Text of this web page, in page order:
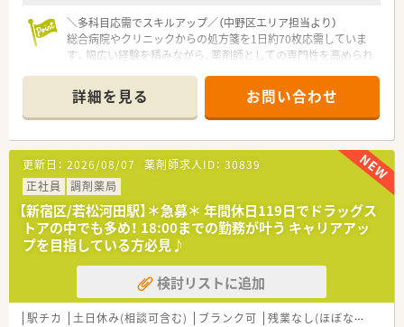
＼多科目応需でスキルアップ／（中野区エリア担当より）
総合病院やクリニックからの処方箋を1日約70枚応需していま
す。幅広い経験を積みながら、薬剤師としての専門性を高められ
＊------------------------------------------＊
【店舗情報と応需状況について】
■ 当店舗は最寄り駅から徒歩2分とアクセスが非常に良く、日々
の通勤負担を大幅に軽減できる好立地にあります。
■ 近隣のクリニックや総合病院から、呼吸器科や心療内科をは
じめとする多岐にわたる科目の処方箋を応需します。
■ 1日あたりの処方箋応需枚数は約70枚となっており、幅広い疾
患に対応しながら着実に経験を積むことができます。
【募集背景と求める人物像について】
■ 現在は全店舗で人員が充足しておりますが、今後の体制強化
を見据えて新たな仲間を募集することになりました。
■ 礼儀正しさや明るさ、協調性といった人柄を最も重視してお
り、周囲と円滑なコミュニケーションをとれる方です。
■ 子育てが一段落し、ご自身のペースで長期的に腰を据えて働
詳細を見る お問い合わせ
更新日： 2026/08/07 薬剤師求人ID： 30839
正社員
調剤薬局
【新宿区/若松河田駅】＊急募＊ 年間休日119日でドラッグス
トアの中でも多め！ 18:00までの勤務が叶う キャリアアッ
プを目指している方必見♪
検討リストに追加
駅チカ 土日休み(相談可含む) ブランク可 残業なし(ほぼなし含む)